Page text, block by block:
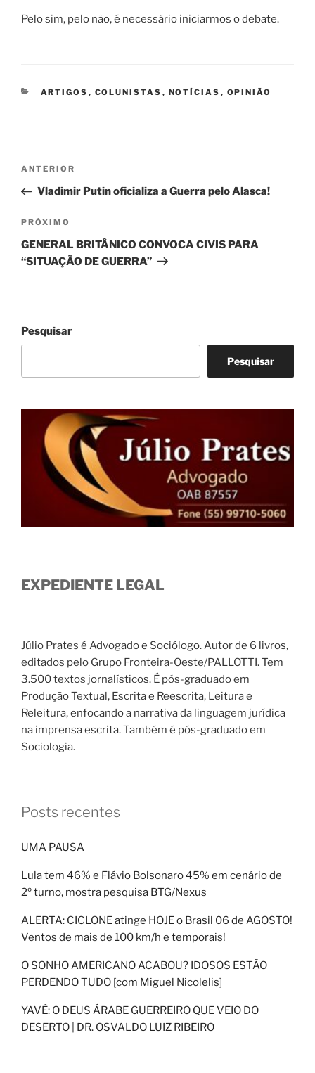
Pelo sim, pelo não, é necessário iniciarmos o debate.
CATEGORIAS
ARTIGOS , COLUNISTAS , NOTÍCIAS , OPINIÃO
Navegação
Post
Post
anterior
ANTERIOR
Vladimir Putin oficializa a Guerra pelo Alasca!
Próximo
post
PRÓXIMO
GENERAL BRITÂNICO CONVOCA CIVIS PARA
“SITUAÇÃO DE GUERRA”
Pesquisar
Pesquisar
EXPEDIENTE LEGAL
Júlio Prates é Advogado e Sociólogo. Autor de 6 livros,
editados pelo Grupo Fronteira-Oeste/PALLOTTI. Tem
3.500 textos jornalísticos. É pós-graduado em
Produção Textual, Escrita e Reescrita, Leitura e
Releitura, enfocando a narrativa da linguagem jurídica
na imprensa escrita. Também é pós-graduado em
Sociologia.
Posts recentes
UMA PAUSA
Lula tem 46% e Flávio Bolsonaro 45% em cenário de
2º turno, mostra pesquisa BTG/Nexus
ALERTA: CICLONE atinge HOJE o Brasil 06 de AGOSTO!
Ventos de mais de 100 km/h e temporais!
O SONHO AMERICANO ACABOU? IDOSOS ESTÃO
PERDENDO TUDO [com Miguel Nicolelis]
YAVÉ: O DEUS ÁRABE GUERREIRO QUE VEIO DO
DESERTO | DR. OSVALDO LUIZ RIBEIRO